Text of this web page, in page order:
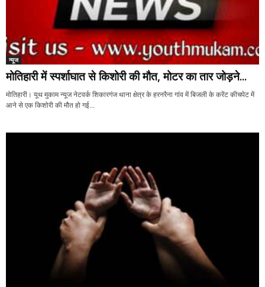
न्यूज
मोतिहारी में स्पर्शाघात से किशोरी की मौत, मोटर का तार जोड़ने...
मोतिहारी। यूथ मुकाम न्यूज नेटवर्क शिकारगंज थाना क्षेत्र के हरनरैना गांव में बिजली के करेंट कीचपेट में
आने से एक किशोरी की मौत हो गई...